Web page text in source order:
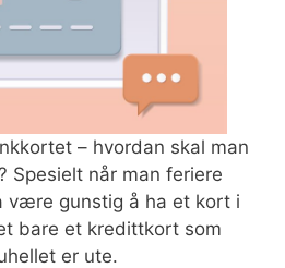
– hvordan skal man
Spesielt når man feriere
være gunstig å ha et kort i
bare et kredittkort som
er ute.